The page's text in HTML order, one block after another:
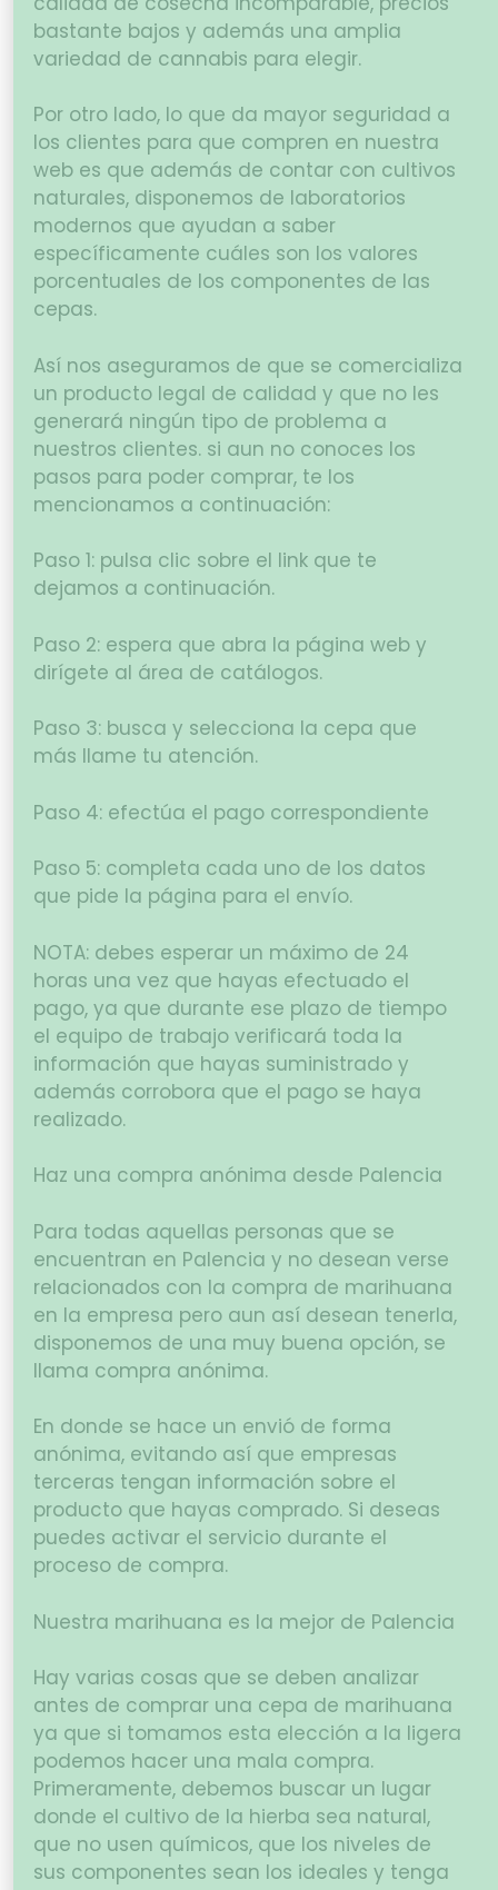
bastante bajos y además una amplia
variedad de cannabis para elegir.
Por otro lado, lo que da mayor seguridad a
los clientes para que compren en nuestra
web es que además de contar con cultivos
naturales, disponemos de laboratorios
modernos que ayudan a saber
específicamente cuáles son los valores
porcentuales de los componentes de las
cepas.
Así nos aseguramos de que se comercializa
un producto legal de calidad y que no les
generará ningún tipo de problema a
nuestros clientes. si aun no conoces los
pasos para poder comprar, te los
mencionamos a continuación:
Paso 1: pulsa clic sobre el link que te
dejamos a continuación.
Paso 2: espera que abra la página web y
dirígete al área de catálogos.
Paso 3: busca y selecciona la cepa que
más llame tu atención.
Paso 4: efectúa el pago correspondiente
Paso 5: completa cada uno de los datos
que pide la página para el envío.
NOTA: debes esperar un máximo de 24
horas una vez que hayas efectuado el
pago, ya que durante ese plazo de tiempo
el equipo de trabajo verificará toda la
información que hayas suministrado y
además corrobora que el pago se haya
realizado.
Haz una compra anónima desde Palencia
Para todas aquellas personas que se
encuentran en Palencia y no desean verse
relacionados con la compra de marihuana
en la empresa pero aun así desean tenerla,
disponemos de una muy buena opción, se
llama compra anónima.
En donde se hace un envió de forma
anónima, evitando así que empresas
terceras tengan información sobre el
producto que hayas comprado. Si deseas
puedes activar el servicio durante el
proceso de compra.
Nuestra marihuana es la mejor de Palencia
Hay varias cosas que se deben analizar
antes de comprar una cepa de marihuana
ya que si tomamos esta elección a la ligera
podemos hacer una mala compra.
Primeramente, debemos buscar un lugar
donde el cultivo de la hierba sea natural,
que no usen químicos, que los niveles de
sus componentes sean los ideales y tenga